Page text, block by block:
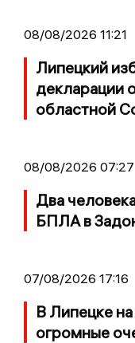
08/08/2026 11:21
Липецкий
декларации
областной
08/08/2026 07:27
Два
БПЛА в
07/08/2026 17:16
В Липецке
огромные